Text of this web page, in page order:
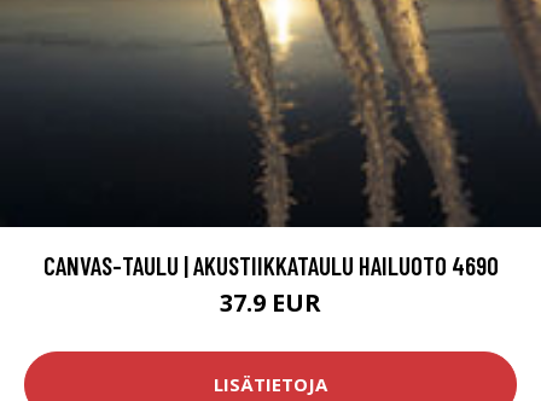
CANVAS-TAULU | AKUSTIIKKATAULU HAILUOTO 4690
37.9 EUR
LISÄTIETOJA